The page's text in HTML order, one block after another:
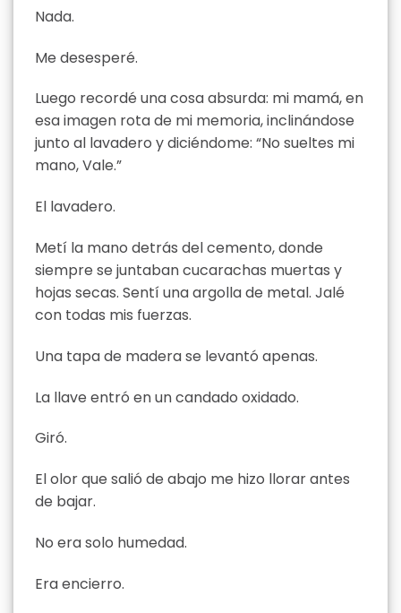
Nada.
Me desesperé.
Luego recordé una cosa absurda: mi mamá, en
esa imagen rota de mi memoria, inclinándose
junto al lavadero y diciéndome: “No sueltes mi
mano, Vale.”
El lavadero.
Metí la mano detrás del cemento, donde
siempre se juntaban cucarachas muertas y
hojas secas. Sentí una argolla de metal. Jalé
con todas mis fuerzas.
Una tapa de madera se levantó apenas.
La llave entró en un candado oxidado.
Giró.
El olor que salió de abajo me hizo llorar antes
de bajar.
No era solo humedad.
Era encierro.